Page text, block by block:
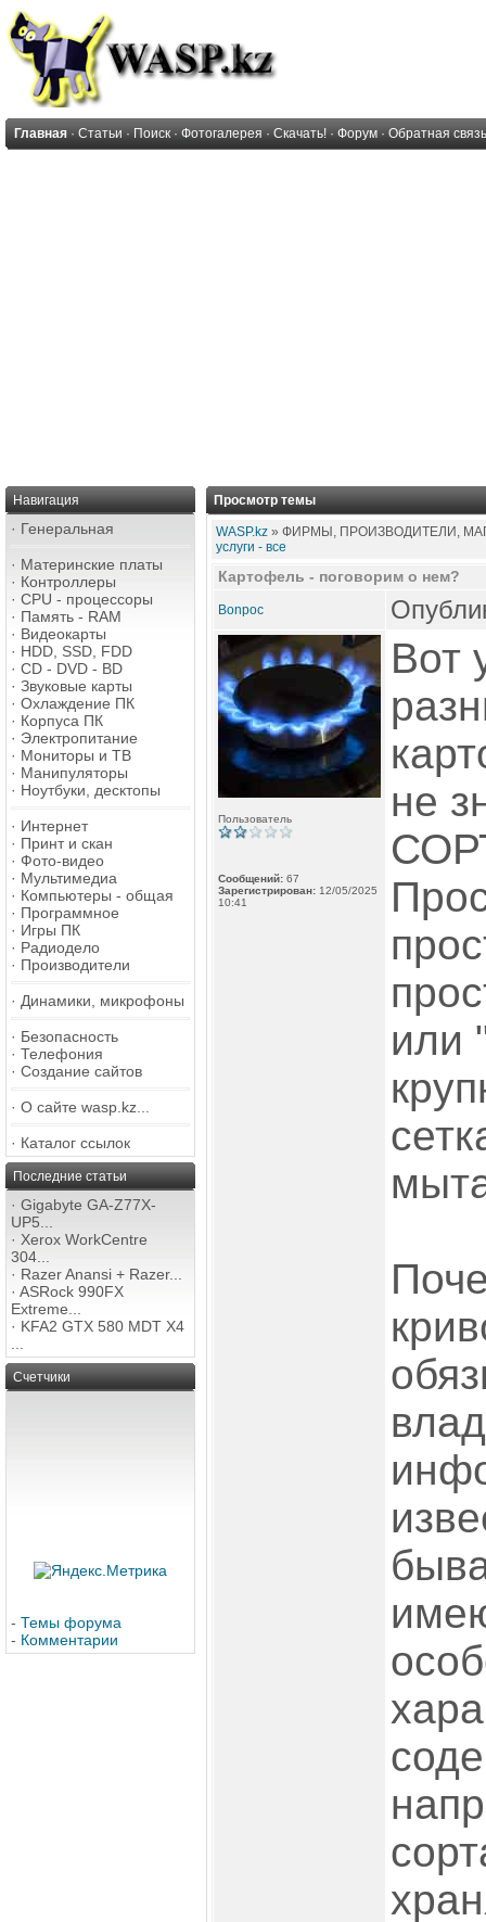
Главная · Статьи · Поиск · Фотогалерея · Скачать! · Форум · Обратная связь
Навигация
· Генеральная
· Материнские платы
· Контроллеры
· CPU - процессоры
· Память - RAM
· Видеокарты
· HDD, SSD, FDD
· CD - DVD - BD
· Звуковые карты
· Охлаждение ПК
· Корпуса ПК
· Электропитание
· Мониторы и ТВ
· Манипуляторы
· Ноутбуки, десктопы
· Интернет
· Принт и скан
· Фото-видео
· Мультимедиа
· Компьютеры - общая
· Программное
· Игры ПК
· Радиодело
· Производители
· Динамики, микрофоны
· Безопасность
· Телефония
· Создание сайтов
· О сайте wasp.kz...
· Каталог ссылок
Последние статьи
· Gigabyte GA-Z77X-
UP5...
· Xerox WorkCentre
304...
· Razer Anansi + Razer...
· ASRock 990FX
Extreme...
· KFA2 GTX 580 MDT X4
Счетчики
- Темы форума
- Комментарии
Просмотр темы
WASP.kz » ФИРМЫ, ПРОИЗВОДИТЕЛИ,
услуги - все
Картофель - поговорим о нем?
Bonpoc
Пользователь
Сообщений: 67
Зарегистрирован: 12/05/2025
10:41
Вот
не
или